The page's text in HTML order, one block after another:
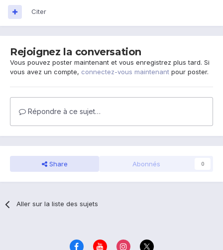
Citer
Rejoignez la conversation
Vous pouvez poster maintenant et vous enregistrez plus tard. Si
vous avez un compte, connectez-vous maintenant pour poster.
Répondre à ce sujet…
Share Abonnés 0
Aller sur la liste des sujets